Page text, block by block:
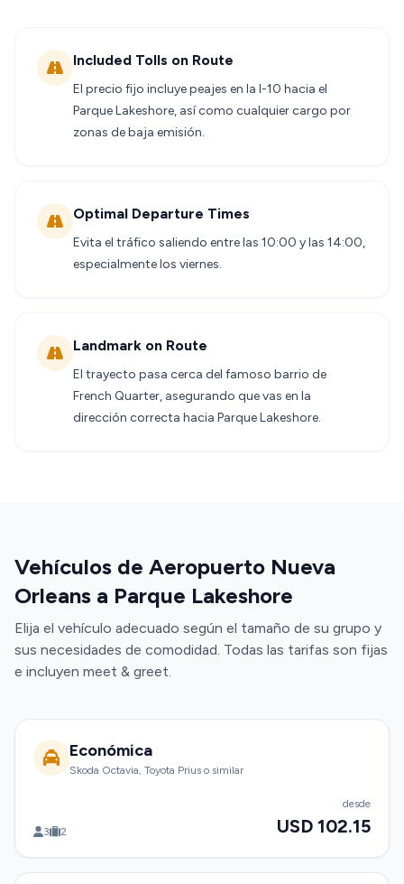
Included Tolls on Route
El precio fijo incluye peajes en la I-10 hacia el
Parque Lakeshore, así como cualquier cargo por
zonas de baja emisión.
Optimal Departure Times
Evita el tráfico saliendo entre las 10:00 y las 14:00,
especialmente los viernes.
Landmark on Route
El trayecto pasa cerca del famoso barrio de
French Quarter, asegurando que vas en la
dirección correcta hacia Parque Lakeshore.
Vehículos de Aeropuerto Nueva
Orleans a Parque Lakeshore
Elija el vehículo adecuado según el tamaño de su grupo y
sus necesidades de comodidad. Todas las tarifas son fijas
e incluyen meet & greet.
Económica
Skoda Octavia, Toyota Prius o similar
3 2
desde
USD 102.15